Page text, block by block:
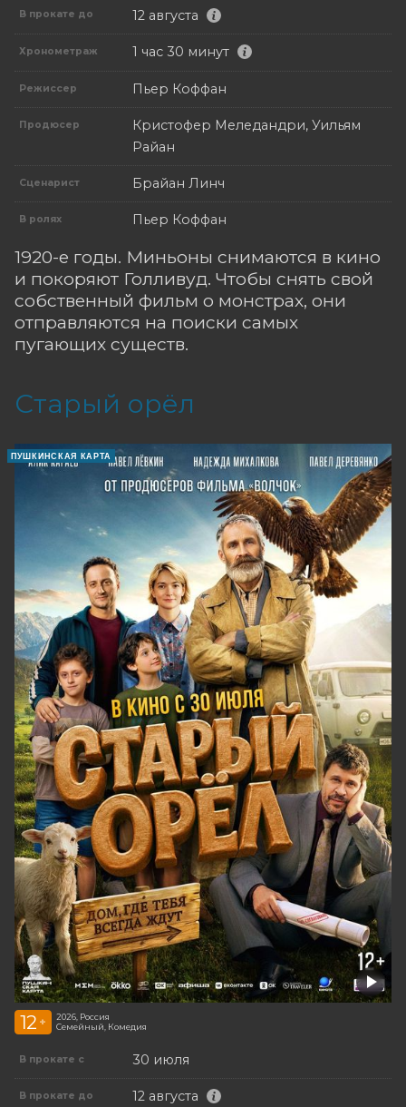
В прокате до 12 августа
Хронометраж 1 час 30 минут
Режиссер Пьер Коффан
Продюсер
Кристофер Меледандри, Уильям
Райан
Сценарист Брайан Линч
В ролях Пьер Коффан
1920-е годы. Миньоны снимаются в кино
и покоряют Голливуд. Чтобы снять свой
собственный фильм о монстрах, они
отправляются на поиски самых
пугающих существ.
Старый орёл
ПУШКИНСКАЯ КАРТА
12 +
2026, Россия
Семейный, Комедия
В прокате с 30 июля
В прокате до 12 августа